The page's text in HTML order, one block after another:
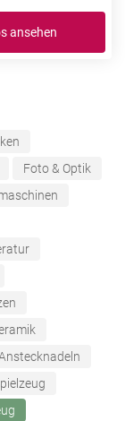
ansehen
Foto & Optik